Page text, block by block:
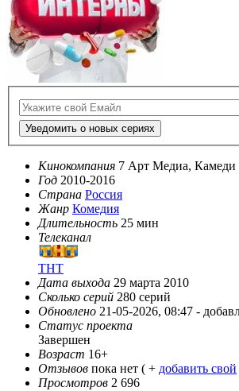
Уведомить о новых сериях
Кинокомпания 7 Арт Медиа,
Год 2010-2016
Страна Россия
Жанр Комедия
Длительность 25 мин
Телеканал
ТНТ
Дата выхода 29 марта 2010
Сколько серий 280 серий
Обновлено 21-05-2026, 08:47 -
Статус проекта
Завершен
Возраст 16+
Отзывов пока нет ( + добавить свой
Просмотров 2 696